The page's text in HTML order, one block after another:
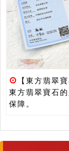
⊙
【東方翡翠
東方翡翠寶石
保障。